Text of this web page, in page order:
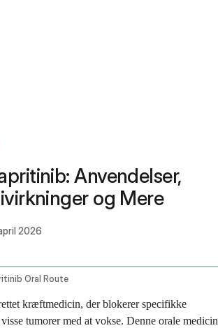
Anvendelser,
og Mere
2026
Oral Route
kræftmedicin, der blokerer specifikke
tumorer med at vokse. Denne orale medicin